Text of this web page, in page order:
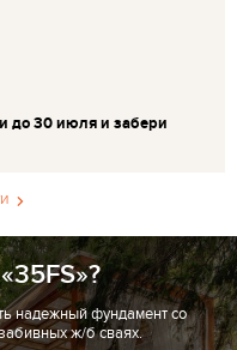
до 30 июля и забери
надежный фундамент со
ж/б сваях.